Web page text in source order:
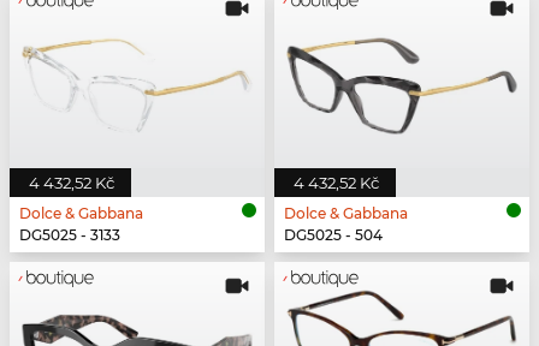
4 432,52 Kč
Dolce & Gabbana
DG5025 - 3133
4 432,52 Kč
Dolce & Gabbana
DG5025 - 504